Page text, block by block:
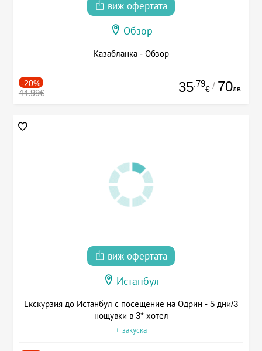
виж офертата
Обзор
Казабланка - Обзор
-20%
44.99€ 35.79
€ / 70лв.
виж офертата
Истанбул
Екскурзия до Истанбул с посещение на Одрин - 5 дни/3
нощувки в 3* хотел
+ закуска